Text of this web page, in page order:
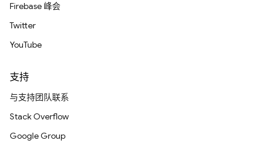
Firebase 峰会
Twitter
YouTube
支持
与支持团队联系
Stack Overflow
Google Group